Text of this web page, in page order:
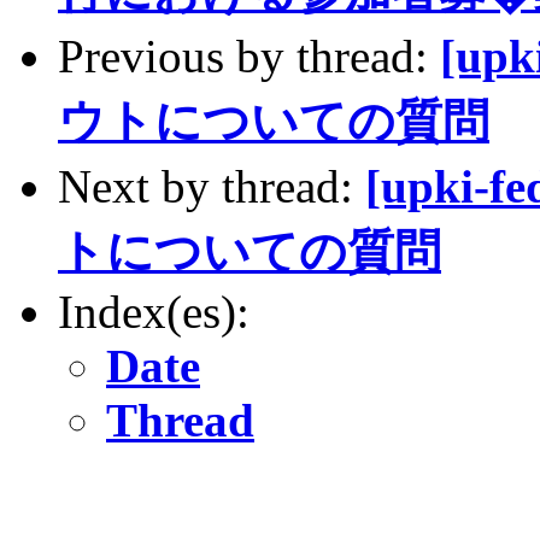
Previous by thread:
ウトについての質問
Next by thread: [upki-
トについての質問
Index(es):
Date
Thread